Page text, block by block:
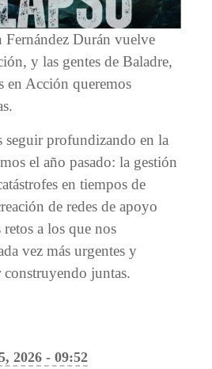
Fernández Durán vuelve
y las gentes de Baladre,
en Acción queremos
seguir profundizando en la
el año pasado: la gestión
en tiempos de
de redes de apoyo
a los que nos
vez más urgentes y
construyendo juntas.
2026 - 09:52